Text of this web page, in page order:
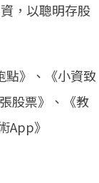
，以聰明存股
點》、《小資致
股票》、《教
App》